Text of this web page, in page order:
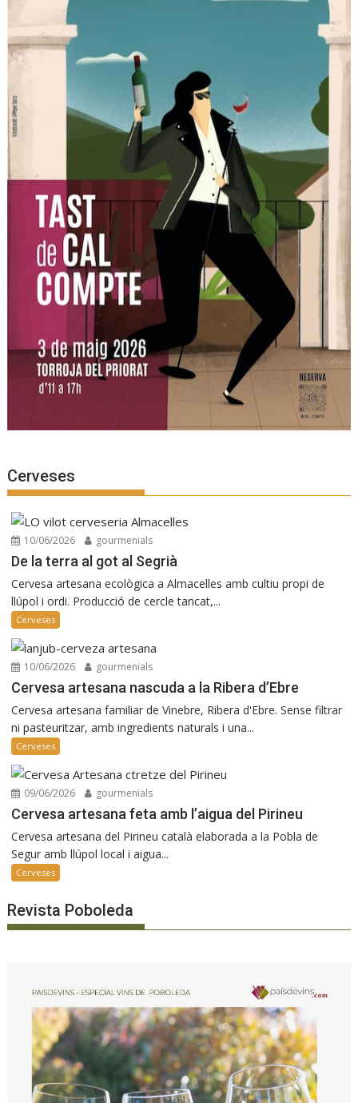
Cerveses
10/06/2026 gourmenials
De la terra al got al Segrià
Cervesa artesana ecològica a Almacelles amb cultiu propi de
llúpol i ordi. Producció de cercle tancat,...
Cerveses
10/06/2026 gourmenials
Cervesa artesana nascuda a la Ribera d’Ebre
Cervesa artesana familiar de Vinebre, Ribera d'Ebre. Sense filtrar
ni pasteuritzar, amb ingredients naturals i una...
Cerveses
09/06/2026 gourmenials
Cervesa artesana feta amb l’aigua del Pirineu
Cervesa artesana del Pirineu català elaborada a la Pobla de
Segur amb llúpol local i aigua...
Cerveses
Revista Poboleda